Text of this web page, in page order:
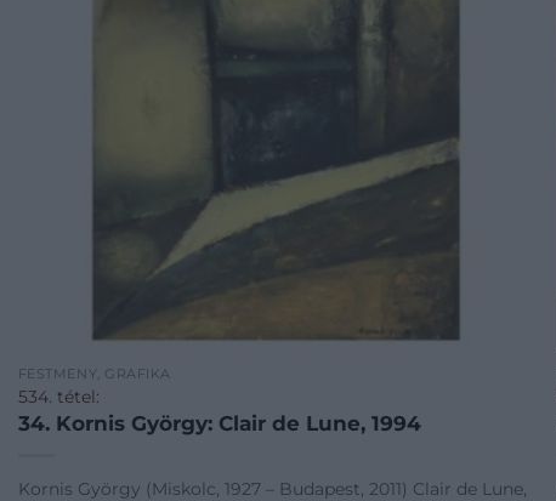
FESTMÉNY, GRAFIKA
534. tétel:
34. Kornis György: Clair de Lune, 1994
Kornis György (Miskolc, 1927 – Budapest, 2011) Clair de Lune,